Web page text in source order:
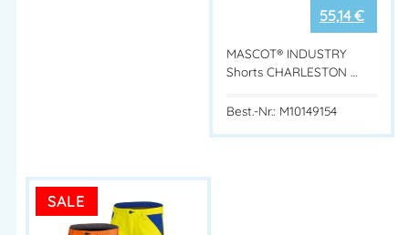
55,14€
MASCOT® INDUSTRY
Shorts CHARLESTON …
Best.-Nr.: M10149154
SALE